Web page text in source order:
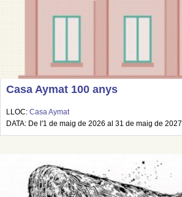
Casa Aymat 100 anys
LLOC: Casa Aymat
DATA: De l'1 de maig de 2026 al 31 de maig de 2027